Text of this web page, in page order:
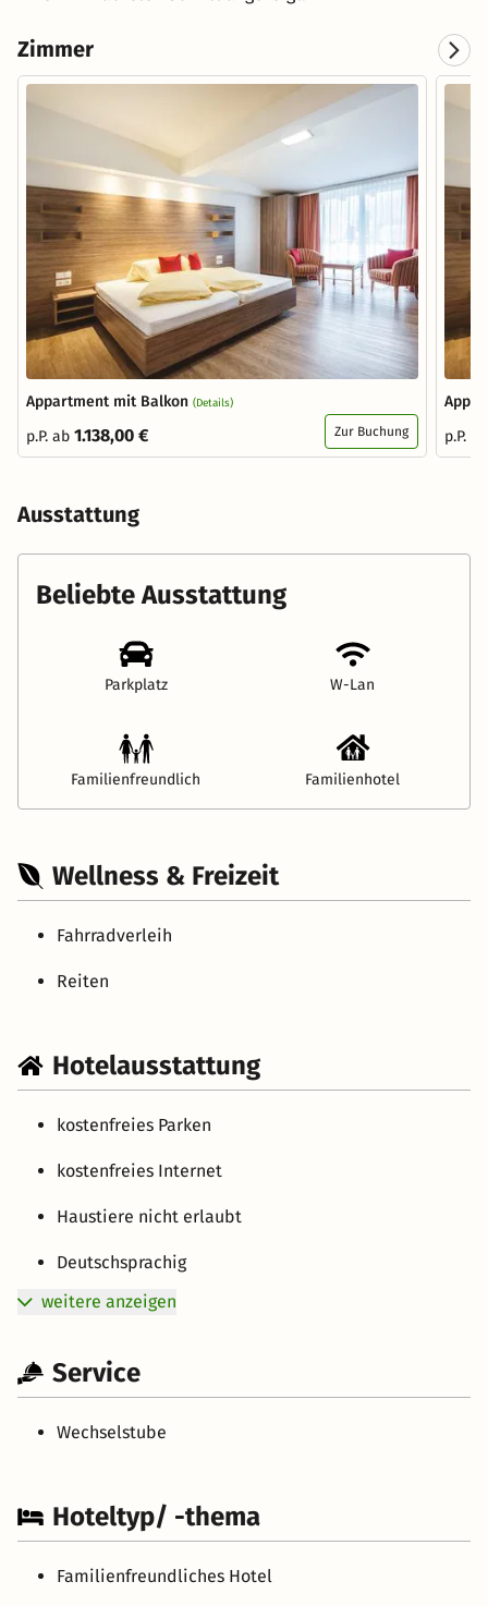
Zimmer
Appartment mit Balkon (Details)
p.P. ab 1.138,00 € Zur Buchung
p.P.
Ausstattung
Beliebte Ausstattung
Parkplatz W-Lan
Familienfreundlich Familienhotel
Wellness & Freizeit
Fahrradverleih
Reiten
Hotelausstattung
kostenfreies Parken
kostenfreies Internet
Haustiere nicht erlaubt
Deutschsprachig
weitere anzeigen
Service
Wechselstube
Hoteltyp/ -thema
Familienfreundliches Hotel